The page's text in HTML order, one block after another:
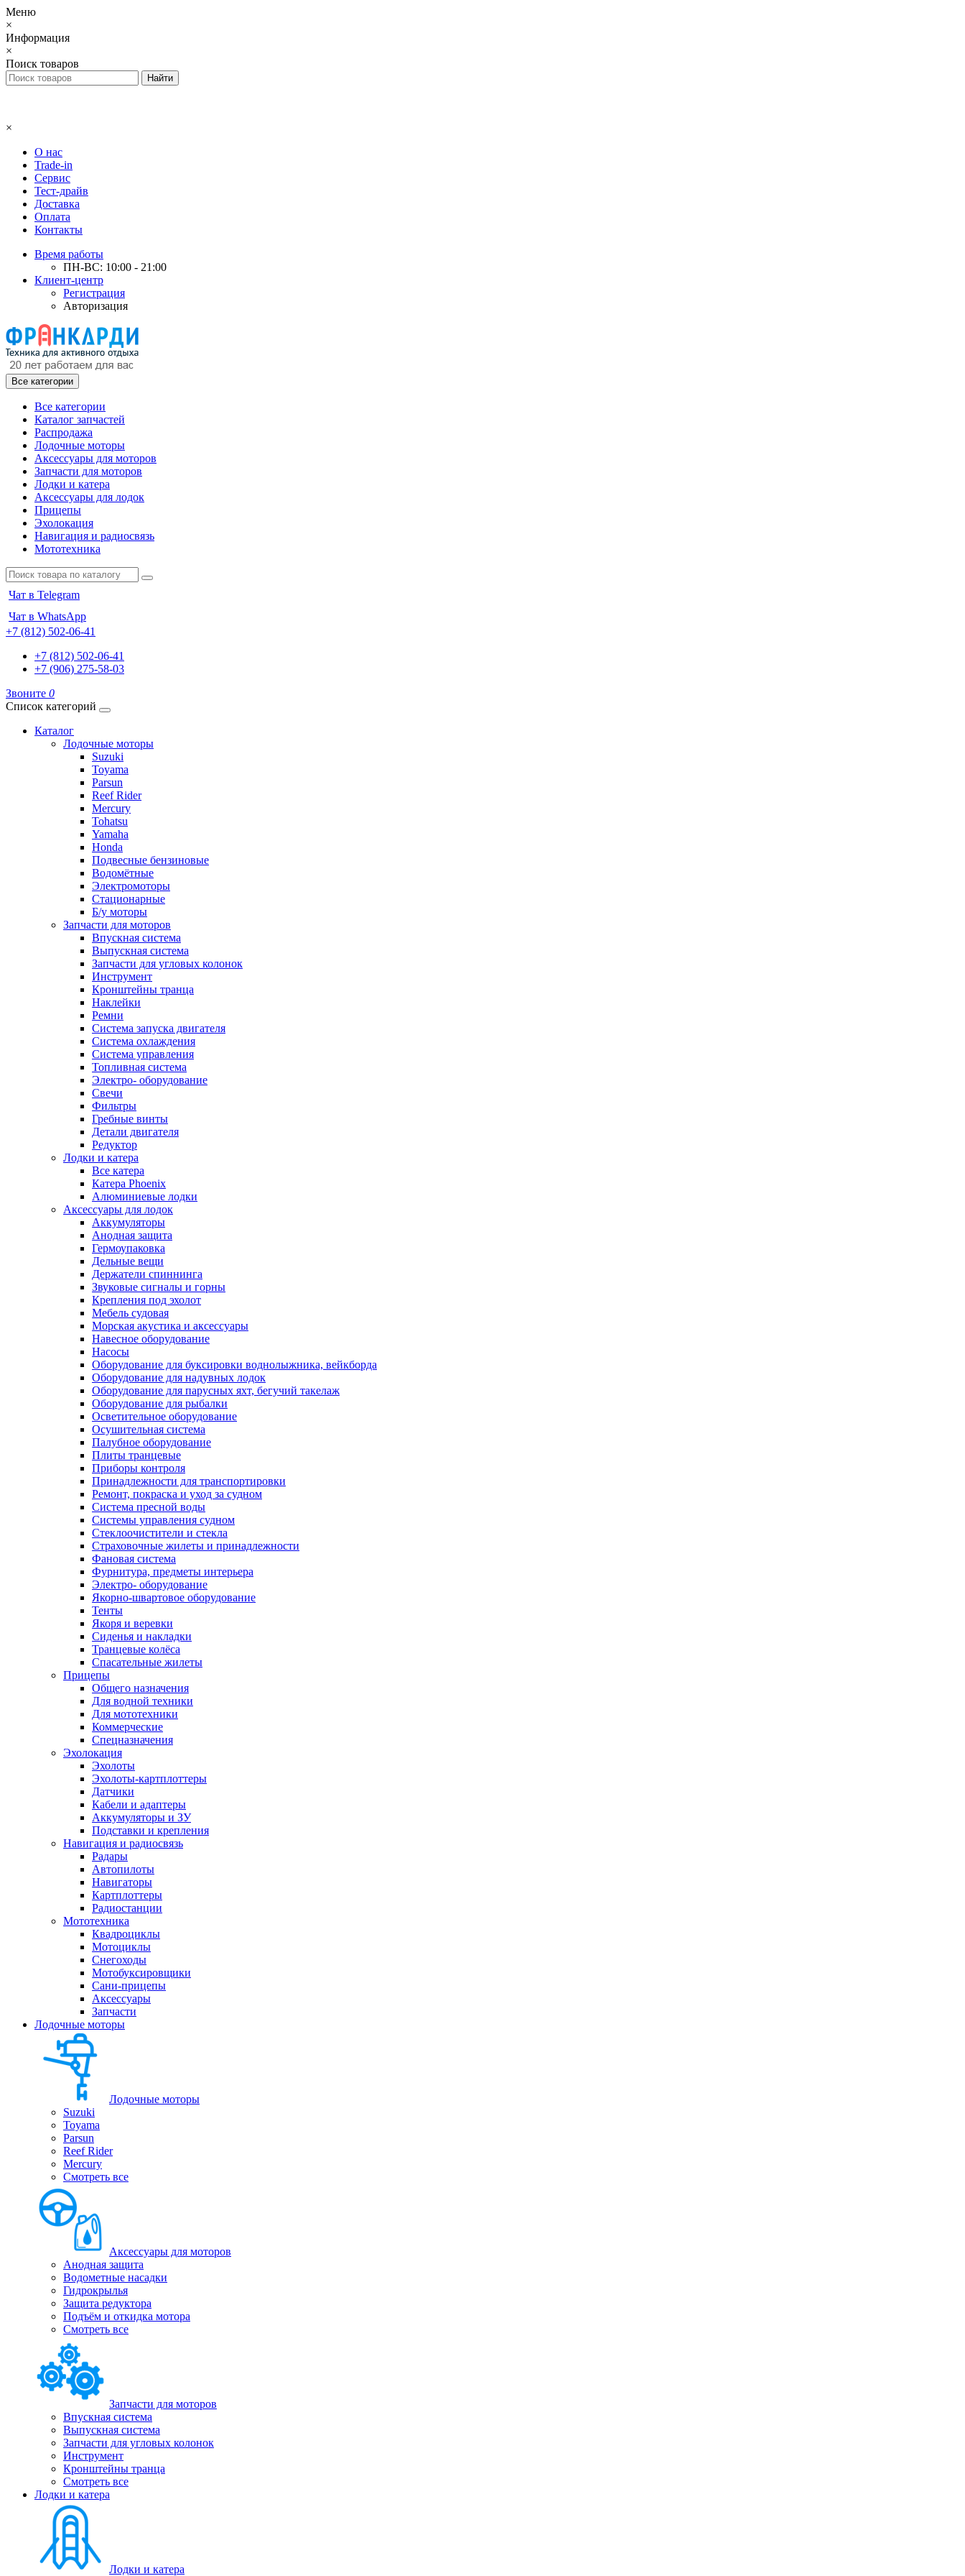
Меню
×
Информация
×
Поиск товаров
×
О нас
Trade-in
Сервис
Тест-драйв
Доставка
Оплата
Контакты
Время работы
ПН-ВС: 10:00 - 21:00
Клиент-центр
Регистрация
Авторизация
Все категории
Все категории
Каталог запчастей
Распродажа
Лодочные моторы
Аксессуары для моторов
Запчасти для моторов
Лодки и катера
Аксессуары для лодок
Прицепы
Эхолокация
Навигация и радиосвязь
Мототехника
Чат в Telegram
Чат в WhatsApp
+7 (812) 502-06-41
+7 (812) 502-06-41
+7 (906) 275-58-03
Звоните 0
Список категорий
Каталог
Лодочные моторы
Suzuki
Toyama
Parsun
Reef Rider
Mercury
Tohatsu
Yamaha
Honda
Подвесные бензиновые
Водомётные
Электромоторы
Стационарные
Б/у моторы
Запчасти для моторов
Впускная система
Выпускная система
Запчасти для угловых колонок
Инструмент
Кронштейны транца
Наклейки
Ремни
Система запуска двигателя
Система охлаждения
Система управления
Топливная система
Электро- оборудование
Свечи
Фильтры
Гребные винты
Детали двигателя
Редуктор
Лодки и катера
Все катера
Катера Phoenix
Алюминиевые лодки
Аксессуары для лодок
Аккумуляторы
Анодная защита
Гермоупаковка
Дельные вещи
Держатели спиннинга
Звуковые сигналы и горны
Крепления под эхолот
Мебель судовая
Морская акустика и аксессуары
Навесное оборудование
Насосы
Оборудование для буксировки воднолыжника, вейкборда
Оборудование для надувных лодок
Оборудование для парусных яхт, бегучий такелаж
Оборудование для рыбалки
Осветительное оборудование
Осушительная система
Палубное оборудование
Плиты транцевые
Приборы контроля
Принадлежности для транспортировки
Ремонт, покраска и уход за судном
Система пресной воды
Системы управления судном
Стеклоочистители и стекла
Страховочные жилеты и принадлежности
Фановая система
Фурнитура, предметы интерьера
Электро- оборудование
Якорно-швартовое оборудование
Тенты
Якоря и веревки
Сиденья и накладки
Транцевые колёса
Спасательные жилеты
Прицепы
Общего назначения
Для водной техники
Для мототехники
Коммерческие
Спецназначения
Эхолокация
Эхолоты
Эхолоты-картплоттеры
Датчики
Кабели и адаптеры
Аккумуляторы и ЗУ
Подставки и крепления
Навигация и радиосвязь
Радары
Автопилоты
Навигаторы
Картплоттеры
Радиостанции
Мототехника
Квадроциклы
Мотоциклы
Снегоходы
Мотобуксировщики
Сани-прицепы
Аксессуары
Запчасти
Лодочные моторы
Лодочные моторы
Suzuki
Toyama
Parsun
Reef Rider
Mercury
Смотреть все
Аксессуары для моторов
Анодная защита
Водометные насадки
Гидрокрылья
Защита редуктора
Подъём и откидка мотора
Смотреть все
Запчасти для моторов
Впускная система
Выпускная система
Запчасти для угловых колонок
Инструмент
Кронштейны транца
Смотреть все
Лодки и катера
Лодки и катера